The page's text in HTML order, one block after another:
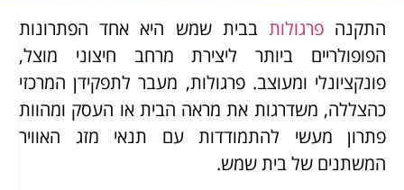
התקנהפרגולות בבית שמש היא אחד הפתרונות
הפופולריים ביותר ליצירת מרחב חיצוני מוצל,
פונקציונלי ומעוצב. פרגולות, מעבר לתפקידן המרכזי
כהצללה, משדרגות את מראה הבית או העסק ומהוות
פתרון מעשי להתמודדות עם תנאי מזג האוויר
המשתנים של בית שמש.